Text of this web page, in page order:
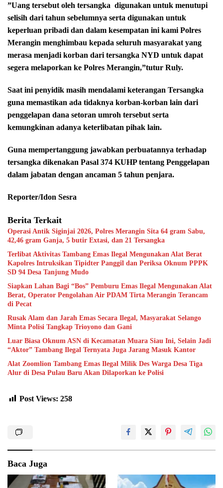
”Uang tersebut oleh tersangka digunakan untuk menutupi
selisih dari tahun sebelumnya serta digunakan untuk
keperluan pribadi dan dalam kesempatan ini kami Polres
Merangin menghimbau kepada seluruh masyarakat yang
merasa menjadi korban dari tersangka NYD untuk dapat
segera melaporkan ke Polres Merangin,”tutur Ruly.
Saat ini penyidik masih mendalami keterangan Tersangka
guna memastikan ada tidaknya korban-korban lain dari
penggelapan dana setoran umroh tersebut serta
kemungkinan adanya keterlibatan pihak lain.
Guna mempertanggung jawabkan perbuatannya terhadap
tersangka dikenakan Pasal 374 KUHP tentang Penggelapan
dalam jabatan dengan ancaman 5 tahun penjara.
Reporter/Idon Sesra
Berita Terkait
Operasi Antik Siginjai 2026, Polres Merangin Sita 64 gram Sabu,
42,46 gram Ganja, 5 butir Extasi, dan 21 Tersangka
Terlibat Aktivitas Tambang Emas Ilegal Mengunakan Alat Berat
Kapolres Intruksikan Tipidter Panggil dan Periksa Oknum PPPK
SD 94 Desa Tanjung Mudo
Siapkan Lahan Bagi “Bos” Pemburu Emas Ilegal Mengunakan Alat
Berat, Operator Pengolahan Air PDAM Tirta Merangin Terancam
di Pecat
Rusak Alam dan Jarah Emas Secara Ilegal, Masyarakat Selango
Minta Polisi Tangkap Trioyono dan Gani
Luar Biasa Oknum ASN di Kecamatan Muara Siau Ini, Selain Jadi
“Aktor” Tambang Ilegal Ternyata Juga Jarang Masuk Kantor
Alat Zoomlion Tambang Emas Ilegal Milik Des Warga Desa Tiga
Alur di Desa Pulau Baru Akan Dilaporkan ke Polisi
Post Views: 258
Baca Juga